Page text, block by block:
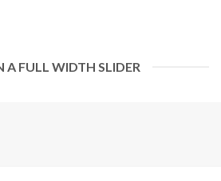
A FULL WIDTH SLIDER